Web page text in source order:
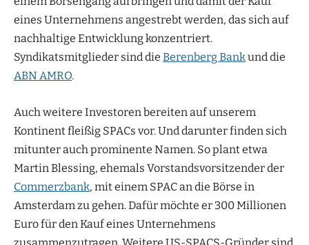
eines Unternehmens angestrebt werden, das sich auf
nachhaltige Entwicklung konzentriert.
Syndikatsmitglieder sind die Berenberg Bankund die
ABN AMRO.
Auch weitere Investoren bereiten auf unserem
Kontinent fleißig SPACs vor. Und darunter finden sich
mitunter auch prominente Namen. So plant etwa
Martin Blessing, ehemals Vorstandsvorsitzender der
Commerzbank, mit einem SPAC an die Börse in
Amsterdam zu gehen. Dafür möchte er 300 Millionen
Euro für den Kauf eines Unternehmens